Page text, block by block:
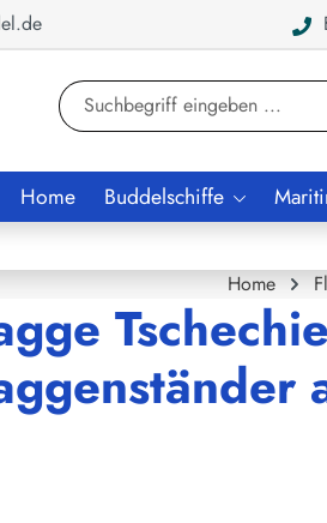
Home Buddelschiffe
Home